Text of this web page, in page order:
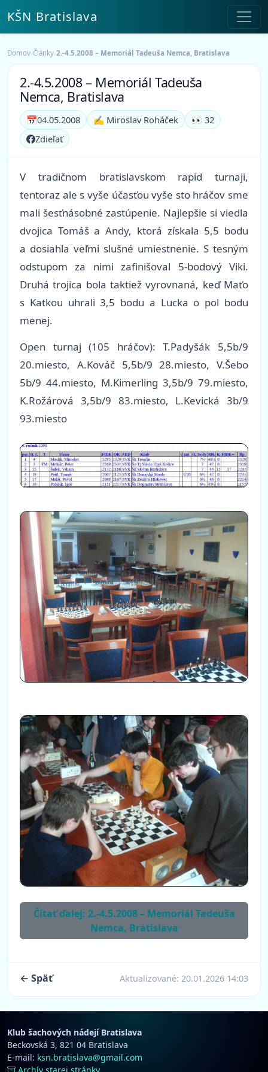
KŠN Bratislava
Domov›Články›2.-4.5.2008 – Memoriál Tadeuša Nemca, Bratislava
2.-4.5.2008 – Memoriál Tadeuša
Nemca, Bratislava
📅04.05.2008 ✍️ Miroslav Roháček
👀 32
Zdieľať
V tradičnom bratislavskom rapid turnaji,
tentoraz ale s vyše účasťou vyše sto hráčov sme
mali šesťnásobné zastúpenie. Najlepšie si viedla
dvojica Tomáš a Andy, ktorá získala 5,5 bodu
a dosiahla veľmi slušné umiestnenie. S tesným
odstupom za nimi zafinišoval 5-bodový Viki.
Druhá trojica bola taktiež vyrovnaná, keď Maťo
s Katkou uhrali 3,5 bodu a Lucka o pol bodu
menej.
Open turnaj (105 hráčov): T.Padyšák 5,5b/9
20.miesto, A.Kováč 5,5b/9 28.miesto, V.Šebo
5b/9 44.miesto, M.Kimerling 3,5b/9 79.miesto,
K.Rožárová 3,5b/9 83.miesto, L.Kevická 3b/9
93.miesto
Čítať ďalej: 2.-4.5.2008 – Memoriál Tadeuša
Nemca, Bratislava
← Späť Aktualizované: 20.01.2026 14:03
Klub šachových nádejí Bratislava
Beckovská 3, 821 04 Bratislava
E-mail: ksn.bratislava@gmail.com